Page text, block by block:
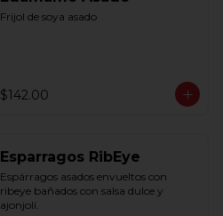
Frijol de soya asado
$142.00
Esparragos RibEye
Espárragos asados envueltos con
ribeye bañados con salsa dulce y
ajonjolí.